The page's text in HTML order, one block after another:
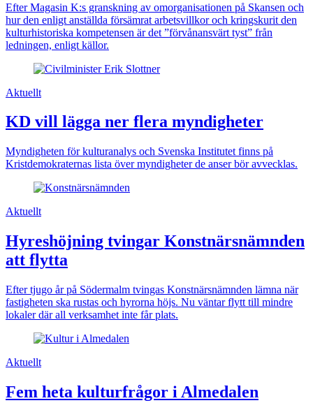
Efter Magasin K:s granskning av omorganisationen på Skansen och
hur den enligt anställda försämrat arbetsvillkor och kringskurit den
kulturhistoriska kompetensen är det ”förvånansvärt tyst” från
ledningen, enligt källor.
Aktuellt
KD vill lägga ner flera myndigheter
Myndigheten för kulturanalys och Svenska Institutet finns på
Kristdemokraternas lista över myndigheter de anser bör avvecklas.
Aktuellt
Hyreshöjning tvingar Konstnärsnämnden
att flytta
Efter tjugo år på Södermalm tvingas Konstnärsnämnden lämna när
fastigheten ska rustas och hyrorna höjs. Nu väntar flytt till mindre
lokaler där all verksamhet inte får plats.
Aktuellt
Fem heta kulturfrågor i Almedalen